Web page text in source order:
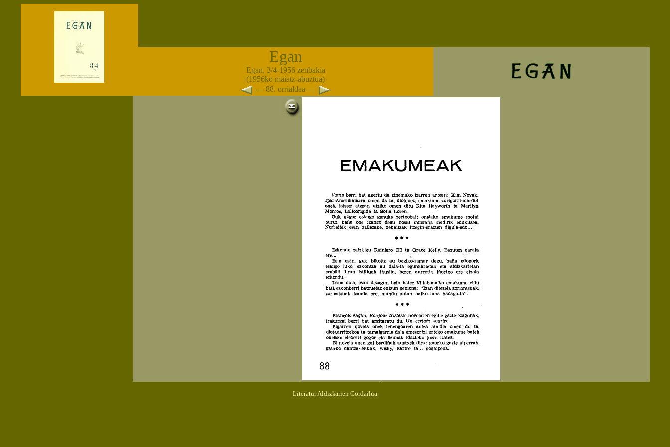
Egan
Egan, 3/4-1956 zenbakia
(1956ko maiatz-abuztua)
— 88. orrialdea —
Literatur Aldizkarien Gordailua